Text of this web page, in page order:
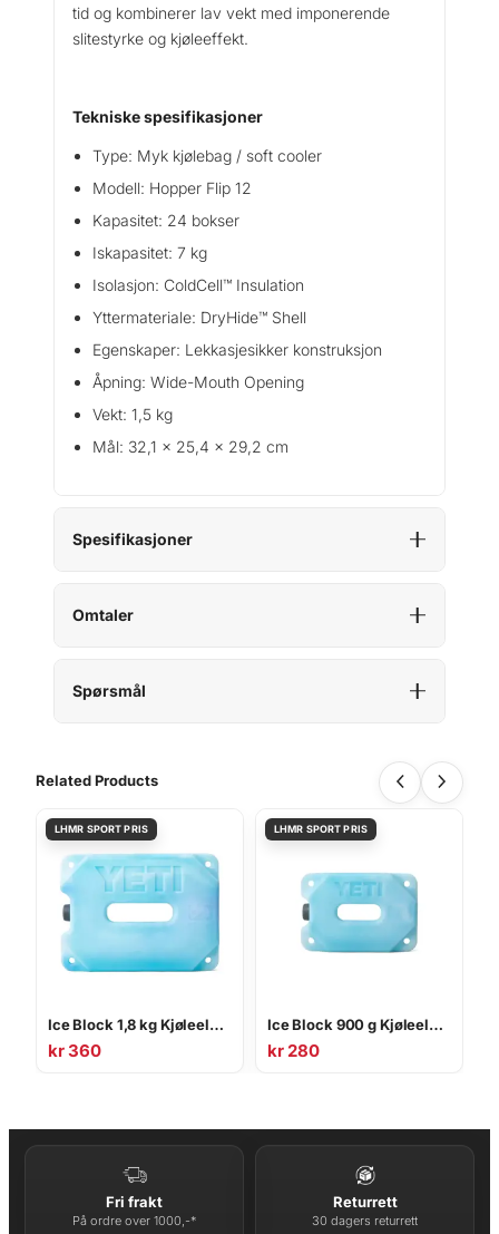
tid og kombinerer lav vekt med imponerende
slitestyrke og kjøleeffekt.
Tekniske spesifikasjoner
Type: Myk kjølebag / soft cooler
Modell: Hopper Flip 12
Kapasitet: 24 bokser
Iskapasitet: 7 kg
Isolasjon: ColdCell™ Insulation
Yttermateriale: DryHide™ Shell
Egenskaper: Lekkasjesikker konstruksjon
Åpning: Wide-Mouth Opening
Vekt: 1,5 kg
Mål: 32,1 x 25,4 x 29,2 cm
Spesifikasjoner
Omtaler
Spørsmål
Related Products
Ice Block 1,8 kg Kjøleelement
kr360
Ice Block 900 g Kjøleelement
kr280
Fri frakt
På ordre over 1000,-*
Returrett
30 dagers returrett